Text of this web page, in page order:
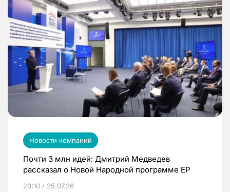
Новости компаний
Почти 3 млн идей: Дмитрий Медведев
рассказал о Новой Народной программе ЕР
20:10 / 25.07.26